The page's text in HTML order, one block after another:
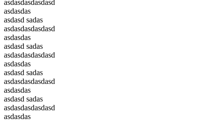
asdasdasdasdasd
asdasdas
asdasd sadas
asdasdasdasdasd
asdasdas
asdasd sadas
asdasdasdasdasd
asdasdas
asdasd sadas
asdasdasdasdasd
asdasdas
asdasd sadas
asdasdasdasdasd
asdasdas